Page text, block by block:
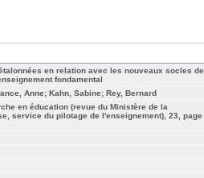
en relation avec les nouveaux socles de
fondamental
Anne; Kahn, Sabine; Rey, Bernard
en éducation (revue du Ministère de la
service du pilotage de l'enseignement), 23, page